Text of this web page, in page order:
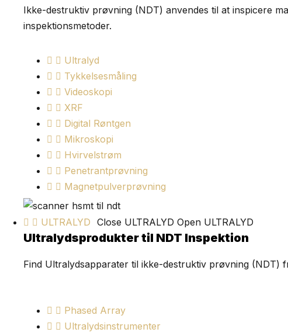
Ikke-destruktiv prøvning (NDT) anvendes til at inspicere
inspektionsmetoder.
Ultralyd
Tykkelsesmåling
Videoskopi
XRF
Digital Røntgen
Mikroskopi
Hvirvelstrøm
Penetrantprøvning
Magnetpulverprøvning
ULTRALYD Close ULTRALYD Open ULTRALYD
Ultralydsprodukter til NDT Inspektion
Find Ultralydsapparater til ikke-destruktiv prøvning (NDT)
Phased Array
Ultralydsinstrumenter